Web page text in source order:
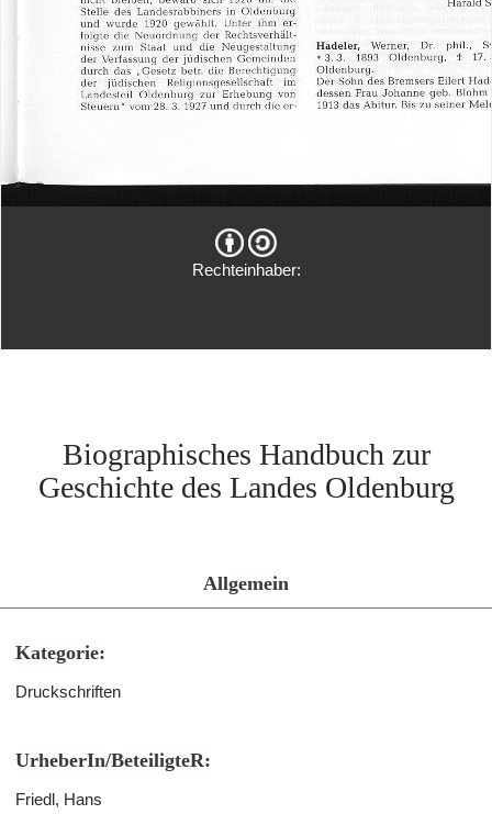
Rechteinhaber:
Biographisches Handbuch zur
Geschichte des Landes Oldenburg
Allgemein
Kategorie:
Druckschriften
UrheberIn/BeteiligteR:
Friedl, Hans